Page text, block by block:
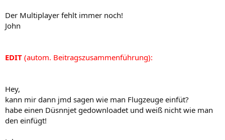
Der Multiplayer fehlt immer noch!
John
EDIT (autom. Beitragszusammenführung):
Hey,
kann mir dann jmd sagen wie man Flugzeuge einfüt?
habe einen Düsnnjet gedownloadet und weiß nicht wie man
den einfügt!